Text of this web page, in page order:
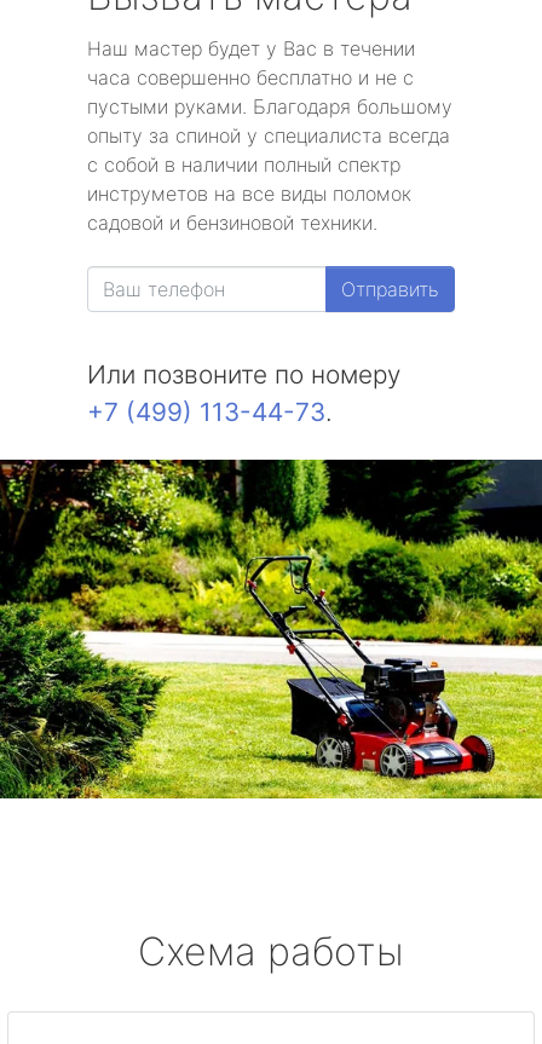
Наш мастер будет у Вас в течении
часа совершенно бесплатно и не с
пустыми руками. Благодаря большому
опыту за спиной у специалиста всегда
с собой в наличии полный спектр
инструметов на все виды поломок
садовой и бензиновой техники.
Отправить
Или позвоните по номеру
+7 (499) 113-44-73.
Схема работы